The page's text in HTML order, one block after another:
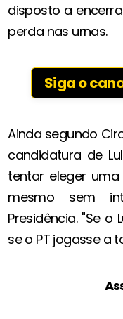
disposto a
perda nas urnas.
Siga o
Ainda segundo
candidatura de
tentar eleger
mesmo sem
Presidência. "Se
se o PT jogasse a